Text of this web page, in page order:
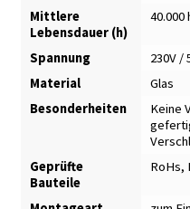
Mittlere
Lebensdauer (h)
40.000
Spannung
230V /
Material
Glas
Besonderheiten
Keine
Geprüfte
Bauteile
RoHs,